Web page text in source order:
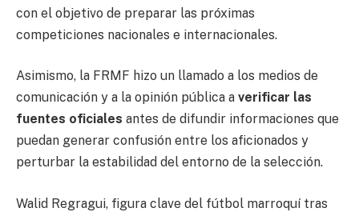
con el objetivo de preparar las próximas
competiciones nacionales e internacionales.
Asimismo, la FRMF hizo un llamado a los medios de
comunicación y a la opinión pública a verificar las
fuentes oficiales antes de difundir informaciones que
puedan generar confusión entre los aficionados y
perturbar la estabilidad del entorno de la selección.
Walid Regragui, figura clave del fútbol marroquí tras